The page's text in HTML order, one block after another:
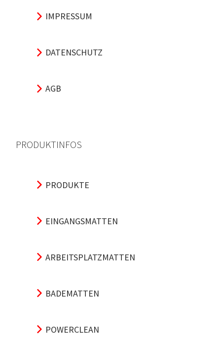
IMPRESSUM
DATENSCHUTZ
AGB
PRODUKTINFOS
PRODUKTE
EINGANGSMATTEN
ARBEITSPLATZMATTEN
BADEMATTEN
POWERCLEAN